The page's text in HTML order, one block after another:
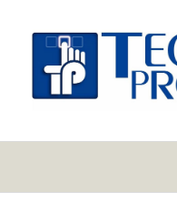
contenido